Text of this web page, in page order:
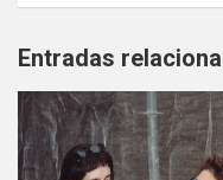
Entradas